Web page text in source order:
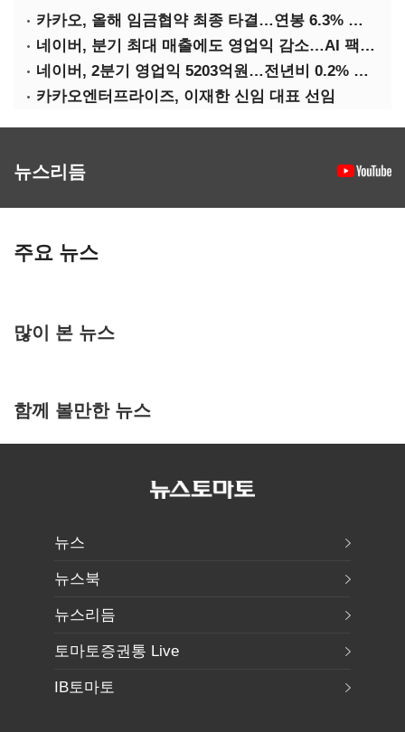
카카오, 올해 임금협약 최종 타결…연봉 6.3% 인상·격려금 300만원
네이버, 분기 최대 매출에도 영업익 감소…AI 팩토리 속도
네이버, 2분기 영업익 5203억원…전년비 0.2% 감소
카카오엔터프라이즈, 이재한 신임 대표 선임
뉴스리듬
주요 뉴스
많이 본 뉴스
함께 볼만한 뉴스
뉴스
뉴스북
뉴스리듬
토마토증권통 Live
IB토마토